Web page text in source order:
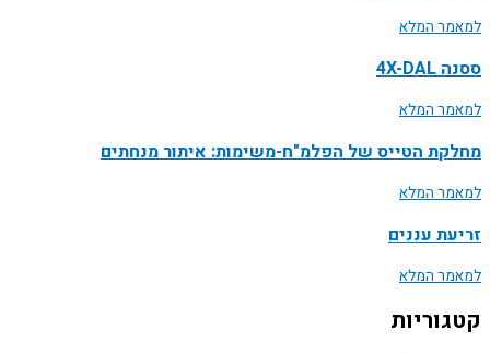
למאמר המלא
ססנה 4X-DAL
למאמר המלא
מחלקת הטייס של הפלמ"ח-משימות: איתור מנחתים
למאמר המלא
זריעת עננים
למאמר המלא
קטגוריות